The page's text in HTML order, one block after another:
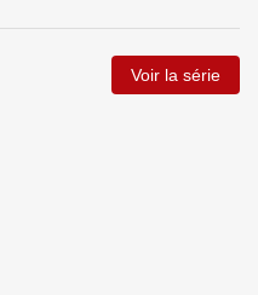
Voir la série